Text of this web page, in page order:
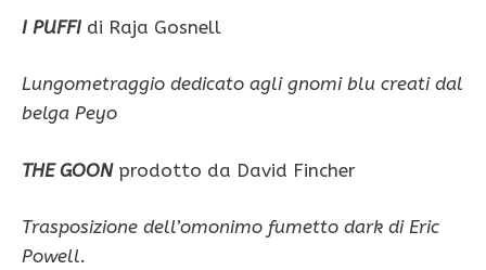
I PUFFI di Raja Gosnell
Lungometraggio dedicato agli gnomi blu creati dal
belga Peyo
THE GOONprodotto da David Fincher
Trasposizione dell’omonimo fumetto dark di Eric
Powell.